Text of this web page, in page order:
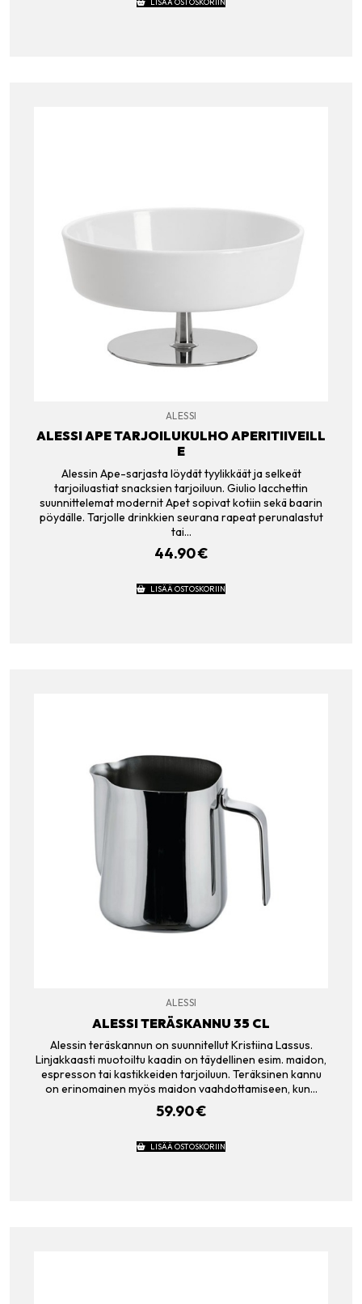
ALESSI
ALESSI APE TARJOILUKULHO APERITIIVEILL
E
Alessin Ape-sarjasta löydät tyylikkäät ja selkeät
tarjoiluastiat snacksien tarjoiluun. Giulio Iacchettin
suunnittelemat modernit Apet sopivat kotiin sekä baarin
pöydälle. Tarjolle drinkkien seurana rapeat perunalastut
tai…
44.90€
LISÄÄ OSTOSKORIIN
ALESSI
ALESSI TERÄSKANNU 35 CL
Alessin teräskannun on suunnitellut Kristiina Lassus.
Linjakkaasti muotoiltu kaadin on täydellinen esim. maidon,
espresson tai kastikkeiden tarjoiluun. Teräksinen kannu
on erinomainen myös maidon vaahdottamiseen, kun…
59.90€
LISÄÄ OSTOSKORIIN